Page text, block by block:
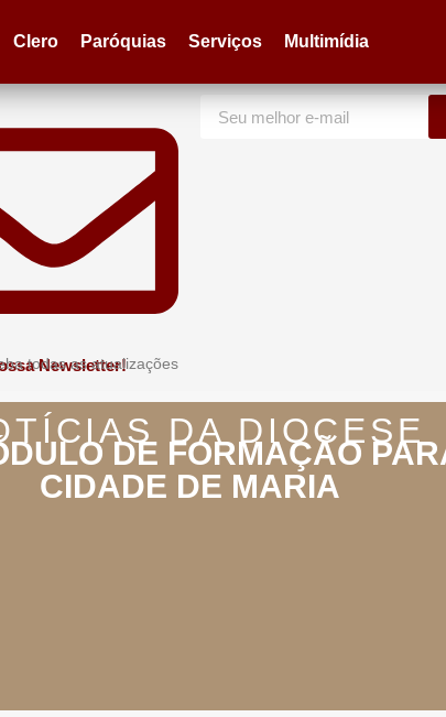
Clero Paróquias Serviços Multimídia
Newsletter!
todas as atualizações
DA DIOCESE
DE FORMAÇÃO
CIDADE DE MARIA